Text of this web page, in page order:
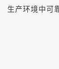
生产环境中可